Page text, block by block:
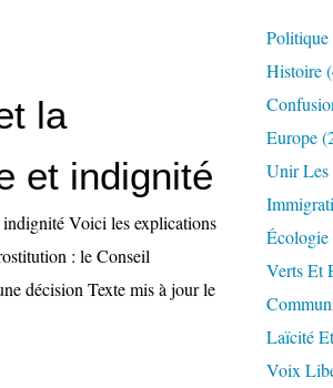
la
et indignité
Voici les explications
: le Conseil
décision Texte mis à jour le
Politique
Histoire
Europe
Unir Les
Écologie
Verts Et
Laïcité
Voix